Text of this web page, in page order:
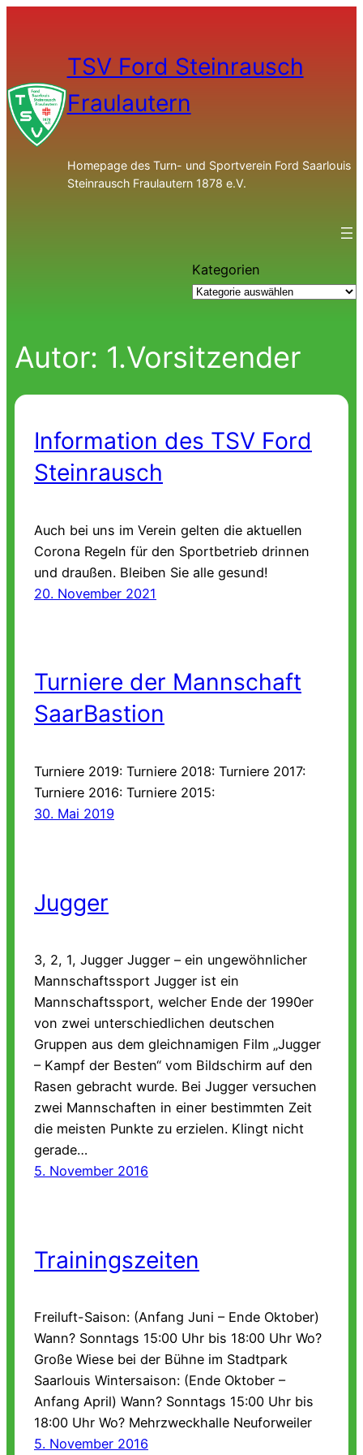
TSV Ford Steinrausch
Fraulautern
Homepage des Turn- und Sportverein Ford Saarlouis
Steinrausch Fraulautern 1878 e.V.
Kategorien
Autor: 1.Vorsitzender
Information des TSV Ford
Steinrausch
Auch bei uns im Verein gelten die aktuellen
Corona Regeln für den Sportbetrieb drinnen
und draußen. Bleiben Sie alle gesund!
20. November 2021
Turniere der Mannschaft
SaarBastion
Turniere 2019: Turniere 2018: Turniere 2017:
Turniere 2016: Turniere 2015:
30. Mai 2019
Jugger
3, 2, 1, Jugger Jugger – ein ungewöhnlicher
Mannschaftssport Jugger ist ein
Mannschaftssport, welcher Ende der 1990er
von zwei unterschiedlichen deutschen
Gruppen aus dem gleichnamigen Film „Jugger
– Kampf der Besten“ vom Bildschirm auf den
Rasen gebracht wurde. Bei Jugger versuchen
zwei Mannschaften in einer bestimmten Zeit
die meisten Punkte zu erzielen. Klingt nicht
gerade…
5. November 2016
Trainingszeiten
Freiluft-Saison: (Anfang Juni – Ende Oktober)
Wann? Sonntags 15:00 Uhr bis 18:00 Uhr Wo?
Große Wiese bei der Bühne im Stadtpark
Saarlouis Wintersaison: (Ende Oktober –
Anfang April) Wann? Sonntags 15:00 Uhr bis
18:00 Uhr Wo? Mehrzweckhalle Neuforweiler
5. November 2016